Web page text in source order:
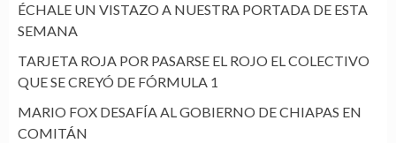
ÉCHALE UN VISTAZO A NUESTRA PORTADA DE ESTA
SEMANA
TARJETA ROJA POR PASARSE EL ROJO EL COLECTIVO
QUE SE CREYÓ DE FÓRMULA 1
MARIO FOX DESAFÍA AL GOBIERNO DE CHIAPAS EN
COMITÁN